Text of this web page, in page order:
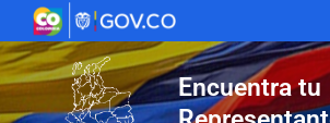
al
contenido
Encuentra tu